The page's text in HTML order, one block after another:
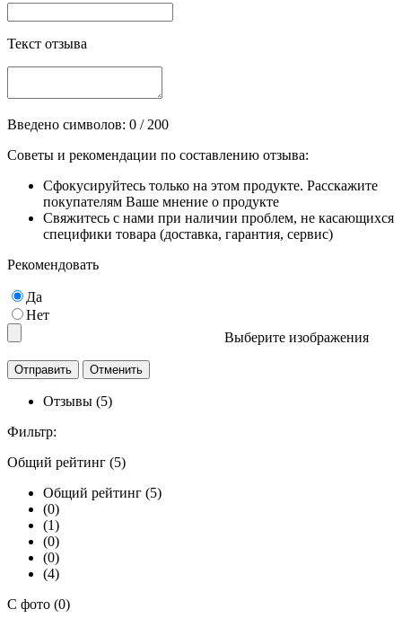
Текст отзыва
Введено символов: 0 / 200
Советы и рекомендации по составлению отзыва:
Сфокусируйтесь только на этом продукте. Расскажите
покупателям Ваше мнение о продукте
Свяжитесь с нами при наличии проблем, не касающихся
специфики товара (доставка, гарантия, сервис)
Рекомендовать
Да
Нет
Выберите изображения
Отзывы (5)
Фильтр:
Общий рейтинг (5)
Общий рейтинг (5)
(0)
(1)
(0)
(0)
(4)
С фото (0)